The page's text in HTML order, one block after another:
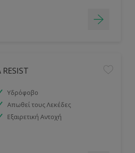
Υδρόφοβο
Απωθεί τους Λεκέδες
Εξαιρετική Αντοχή